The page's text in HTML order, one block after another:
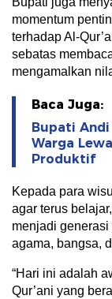
momentum
terhadap Al-
sebatas
mengamalkan
Baca Juga:
Bupati
Warga
Produktif
Kepada para
agar terus
menjadi
agama, bangsa,
“Hari ini adalah
Qur’ani yang